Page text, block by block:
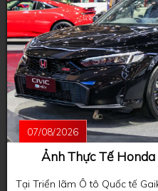
07/08/2026
Ảnh Thực Tế
Tại Triển lãm Ô tô Quốc tế